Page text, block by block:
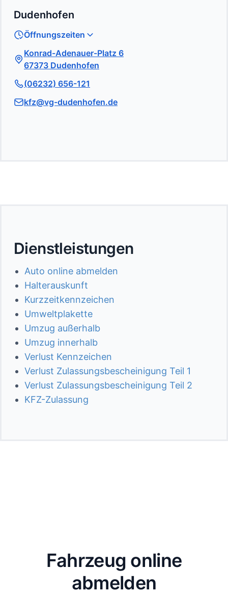
Dudenhofen
Öffnungszeiten
Konrad-Adenauer-Platz 6
67373 Dudenhofen
(06232) 656-121
kfz@vg-dudenhofen.de
Dienstleistungen
Auto online abmelden
Halterauskunft
Kurzzeitkennzeichen
Umweltplakette
Umzug außerhalb
Umzug innerhalb
Verlust Kennzeichen
Verlust Zulassungsbescheinigung Teil 1
Verlust Zulassungsbescheinigung Teil 2
KFZ-Zulassung
Fahrzeug online
abmelden